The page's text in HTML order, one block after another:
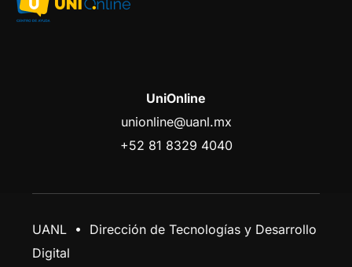
UniOnline
unionline@uanl.mx
+52 81 8329 4040
UANL • Dirección de Tecnologías y Desarrollo
Digital